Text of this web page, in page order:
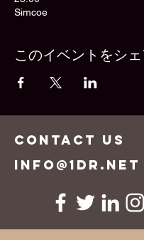
Simcoe
このイベントをシ
CONTACT US
info@1dr.net